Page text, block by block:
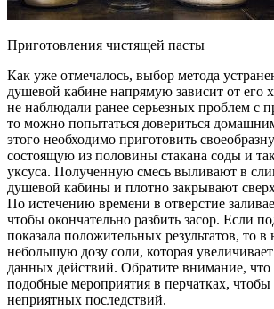
Приготовления чистящей пасты
Как уже отмечалось, выбор метода
душевой кабине напрямую зависит от его
не наблюдали ранее серьезных проблем с
то можно попытаться довериться
этого необходимо приготовить
состоящую из половины стакана соды и
уксуса. Полученную смесь выливают в
душевой кабины и плотно закрывают
По истечению времени в отверстие
чтобы окончательно разбить засор. Если
показала положительных результатов, то в
небольшую дозу соли, которая
данных действий. Обратите внимание,
подобные мероприятия в перчатках, чтобы
неприятных последствий.